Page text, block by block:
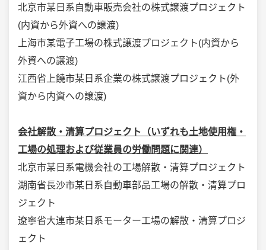
北京市某日系自動車販売会社の株式譲渡プロジェクト
(内資から外資への譲渡)
上海市某電子工場の株式譲渡プロジェクト(内資から
外資への譲渡)
江西省上饒市某日系企業の株式譲渡プロジェクト(外
資から内資への譲渡)
会社解散・清算プロジェクト（いずれも土地使用権・
工場の処理および従業員の労働問題に関連）
北京市某日系電機会社の工場解散・清算プロジェクト
湖南省長沙市某日系自動車部品工場の解散・清算プロ
ジェクト
遼寧省大連市某日系モーター工場の解散・清算プロジ
ェクト